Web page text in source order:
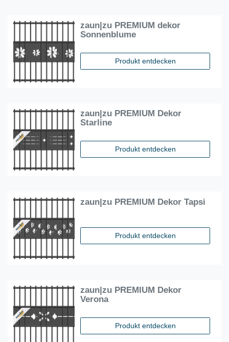
zaun|zu PREMIUM dekor
Sonnenblume
Produkt entdecken
zaun|zu PREMIUM Dekor
Starline
Produkt entdecken
zaun|zu PREMIUM Dekor Tapsi
Produkt entdecken
zaun|zu PREMIUM Dekor
Verona
Produkt entdecken